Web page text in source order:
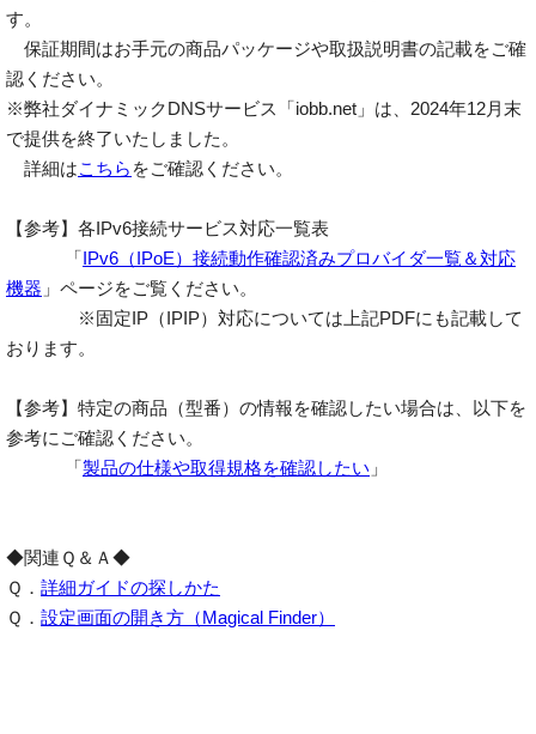
す。
保証期間はお手元の商品パッケージや取扱説明書の記載をご確
認ください。
※弊社ダイナミックDNSサービス「iobb.net」は、2024年12月末
で提供を終了いたしました。
詳細はこちら をご確認ください。
【参考】各IPv6接続サービス対応一覧表
「IPv6（IPoE）接続動作確認済みプロバイダ一覧＆対応
機器 」ページをご覧ください。
※固定IP（IPIP）対応については上記PDFにも記載して
おります。
【参考】特定の商品（型番）の情報を確認したい場合は、以下を
参考にご確認ください。
「製品の仕様や取得規格を確認したい 」
◆関連Ｑ＆Ａ◆
Ｑ． 詳細ガイドの探しかた
Ｑ． 設定画面の開き方（Magical Finder）